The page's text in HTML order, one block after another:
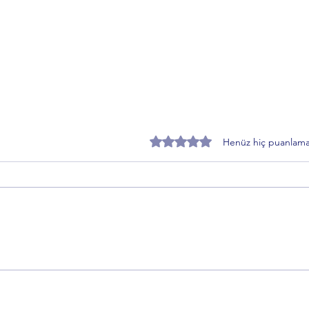
5 üzerinden 0 yıldızHenüz hiç